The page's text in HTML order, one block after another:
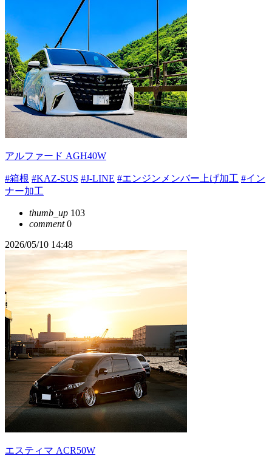
アルファード AGH40W
#箱根 #KAZ-SUS #J-LINE #エンジンメンバー上げ加工 #イン
ナー加工
thumb_up 103
comment0
2026/05/10 14:48
エスティマ ACR50W